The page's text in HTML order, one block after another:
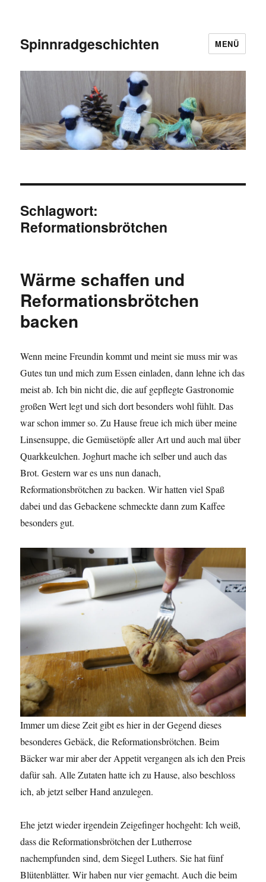
Spinnradgeschichten MENÜ
Schlagwort:
Reformationsbrötchen
Wärme schaffen und
Reformationsbrötchen
backen
Wenn meine Freundin kommt und meint sie muss mir was
Gutes tun und mich zum Essen einladen, dann lehne ich das
meist ab. Ich bin nicht die, die auf gepflegte Gastronomie
großen Wert legt und sich dort besonders wohl fühlt. Das
war schon immer so. Zu Hause freue ich mich über meine
Linsensuppe, die Gemüsetöpfe aller Art und auch mal über
Quarkkeulchen. Joghurt mache ich selber und auch das
Brot. Gestern war es uns nun danach,
Reformationsbrötchen zu backen. Wir hatten viel Spaß
dabei und das Gebackene schmeckte dann zum Kaffee
besonders gut.
Immer um diese Zeit gibt es hier in der Gegend dieses
besonderes Gebäck, die Reformationsbrötchen. Beim
Bäcker war mir aber der Appetit vergangen als ich den Preis
dafür sah. Alle Zutaten hatte ich zu Hause, also beschloss
ich, ab jetzt selber Hand anzulegen.
Ehe jetzt wieder irgendein Zeigefinger hochgeht: Ich weiß,
dass die Reformationsbrötchen der Lutherrose
nachempfunden sind, dem Siegel Luthers. Sie hat fünf
Blütenblätter. Wir haben nur vier gemacht. Auch die beim